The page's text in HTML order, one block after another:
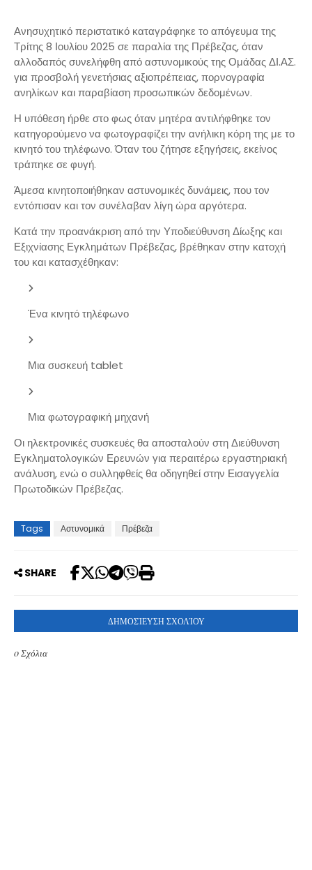
Ανησυχητικό περιστατικό καταγράφηκε το απόγευμα της
Τρίτης 8 Ιουλίου 2025 σε παραλία της Πρέβεζας, όταν
αλλοδαπός συνελήφθη από αστυνομικούς της Ομάδας ΔΙ.ΑΣ.
για προσβολή γενετήσιας αξιοπρέπειας, πορνογραφία
ανηλίκων και παραβίαση προσωπικών δεδομένων.
Η υπόθεση ήρθε στο φως όταν μητέρα αντιλήφθηκε τον
κατηγορούμενο να φωτογραφίζει την ανήλικη κόρη της με το
κινητό του τηλέφωνο. Όταν του ζήτησε εξηγήσεις, εκείνος
τράπηκε σε φυγή.
Άμεσα κινητοποιήθηκαν αστυνομικές δυνάμεις, που τον
εντόπισαν και τον συνέλαβαν λίγη ώρα αργότερα.
Κατά την προανάκριση από την Υποδιεύθυνση Δίωξης και
Εξιχνίασης Εγκλημάτων Πρέβεζας, βρέθηκαν στην κατοχή
του και κατασχέθηκαν:
Ένα κινητό τηλέφωνο
Μια συσκευή tablet
Μια φωτογραφική μηχανή
Οι ηλεκτρονικές συσκευές θα αποσταλούν στη Διεύθυνση
Εγκληματολογικών Ερευνών για περαιτέρω εργαστηριακή
ανάλυση, ενώ ο συλληφθείς θα οδηγηθεί στην Εισαγγελία
Πρωτοδικών Πρέβεζας.
Tags Αστυνομικά Πρέβεζα
SHARE
ΔΗΜΟΣΊΕΥΣΗ ΣΧΟΛΊΟΥ
0 Σχόλια